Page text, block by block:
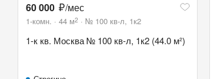
60 000 /мес
1-комн. 44 м2 № 100 кв-л, 1к2
1-к кв. Москва № 100 кв-л, 1к2 (44.0 м²)